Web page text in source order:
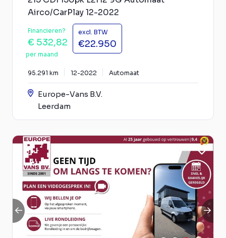
Airco/CarPlay 12-2022
Financieren?
€ 532,82
per maand
excl. BTW
€22.950
95.291 km 12-2022 Automaat
Europe-Vans B.V.
Leerdam